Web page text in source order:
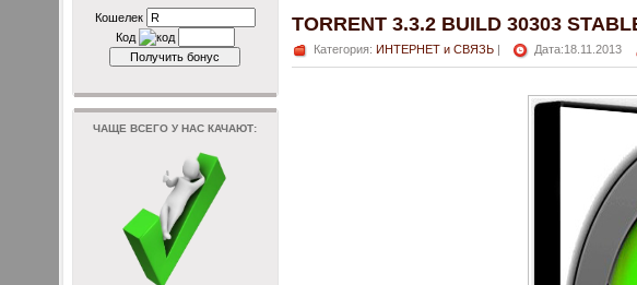
Кошелек
Код
ЧАЩЕ ВСЕГО У НАС КАЧАЮТ:
TORRENT 3.3.2 BUILD 30303
Категория: ИНТЕРНЕТ и СВЯЗЬ| Дата:18.11.2013